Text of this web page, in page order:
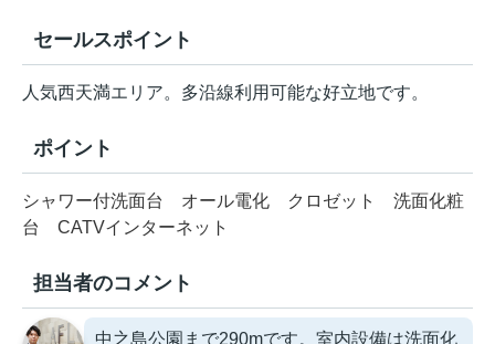
セールスポイント
人気西天満エリア。多沿線利用可能な好立地です。
ポイント
シャワー付洗面台 オール電化 クロゼット
洗面化粧
台
CATVインターネット
担当者のコメント
中之島公園まで290mです。室内設備は洗面化